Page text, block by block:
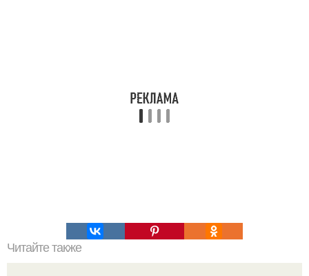
Читайте также